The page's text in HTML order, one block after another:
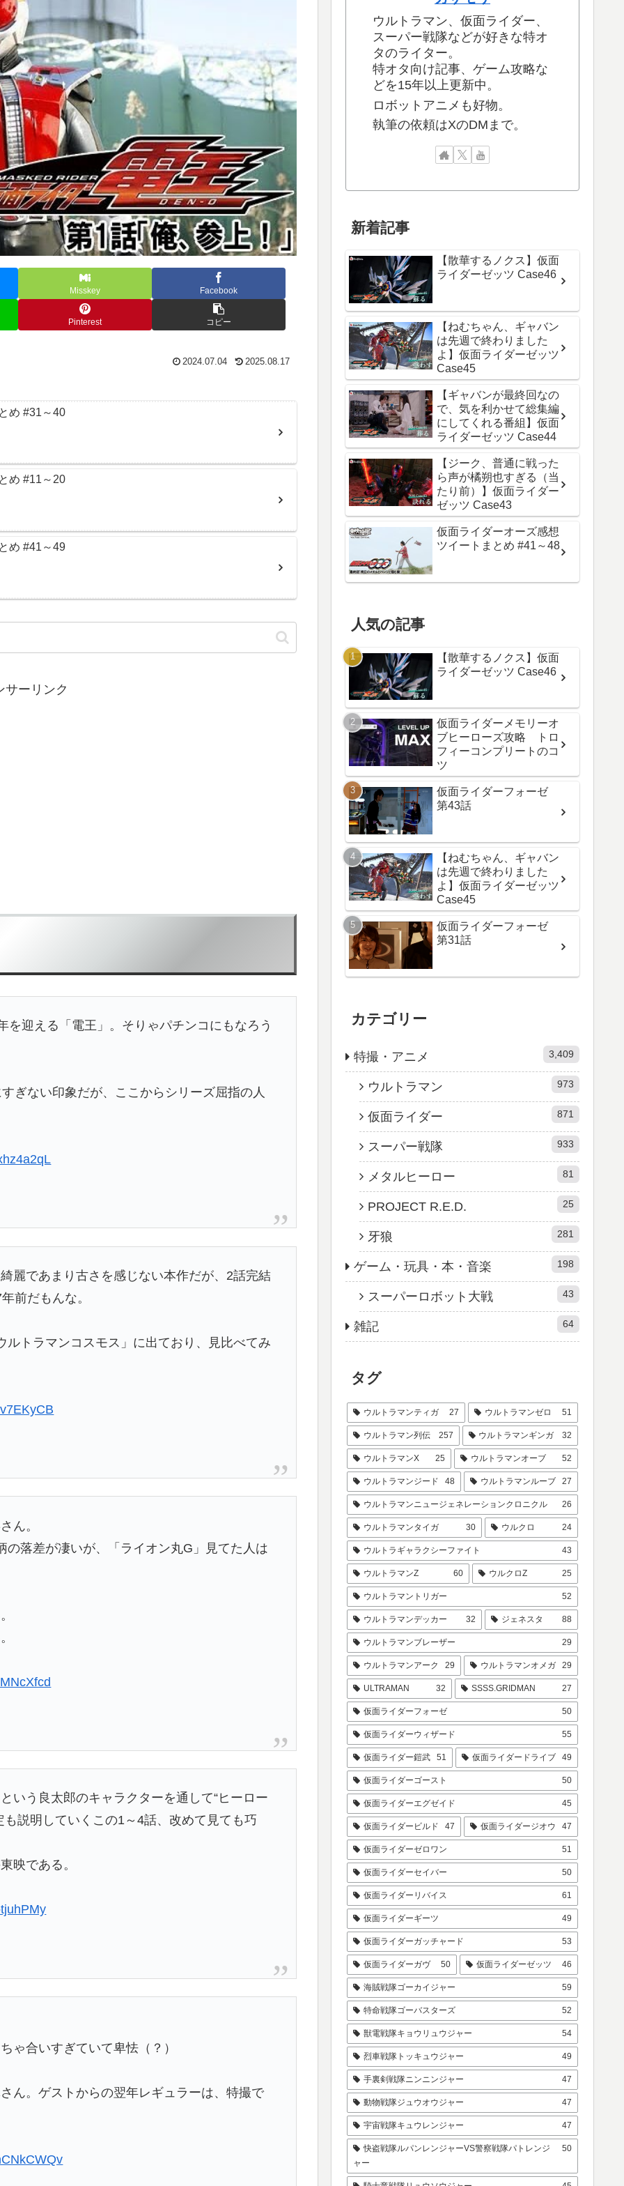
Misskey Facebook
Pinterest コピー
2024.07.04 2025.08.17
め #31～40
め #11～20
め #41～49
サーリンク
迎える「電王」。そりゃパチンコにもなろう
ぎない印象だが、ここからシリーズ屈指の人
麗であまり古さを感じない本作だが、2話完結
前だもんな。
トラマンコスモス」に出ており、見比べてみ
ん。
落差が凄いが、「ライオン丸G」見てた人は
いう良太郎のキャラクターを通して“ヒーロー
説明していくこの1～4話、改めて見ても巧
映である。
ゃ合いすぎていて卑怯（？）
ん。ゲストからの翌年レギュラーは、特撮で
ウルトラマン、仮面ライダー、
スーパー戦隊などが好きな特オ
タのライター。
特オタ向け記事、ゲーム攻略な
どを15年以上更新中。
ロボットアニメも好物。
執筆の依頼はXのDMまで。
新着記事
【散華するノクス】仮面
ライダーゼッツ Case46
【ねむちゃん、ギャバン
は先週で終わりました
よ】仮面ライダーゼッツ
Case45
【ギャバンが最終回なの
で、気を利かせて総集編
にしてくれる番組】仮面
ライダーゼッツ Case44
【ジーク、普通に戦った
ら声が橘朔也すぎる（当
たり前）】仮面ライダー
ゼッツ Case43
仮面ライダーオーズ感想
ツイートまとめ #41～48
人気の記事
【散華するノクス】仮面
ライダーゼッツ Case46
仮面ライダーメモリーオ
ブヒーローズ攻略 トロ
フィーコンプリートのコ
ツ
仮面ライダーフォーゼ
第43話
【ねむちゃん、ギャバン
は先週で終わりました
よ】仮面ライダーゼッツ
Case45
仮面ライダーフォーゼ
第31話
カテゴリー
特撮・アニメ 3,409
ウルトラマン 973
仮面ライダー 871
スーパー戦隊 933
メタルヒーロー 81
PROJECT R.E.D. 25
牙狼 281
ゲーム・玩具・本・音楽 198
スーパーロボット大戦 43
雑記 64
タグ
ウルトラマンティガ 27 ウルトラマンゼロ 51
ウルトラマン列伝 257 ウルトラマンギンガ 32
ウルトラマンX 25 ウルトラマンオーブ 52
ウルトラマンジード 48 ウルトラマンルーブ 27
ウルトラマンニュージェネレーションクロニクル 26
ウルトラマンタイガ 30 ウルクロ 24
ウルトラギャラクシーファイト 43
ウルトラマンZ 60 ウルクロZ 25
ウルトラマントリガー 52
ウルトラマンデッカー 32 ジェネスタ 88
ウルトラマンブレーザー 29
ウルトラマンアーク 29 ウルトラマンオメガ 29
ULTRAMAN 32 SSSS.GRIDMAN 27
仮面ライダーフォーゼ 50
仮面ライダーウィザード 55
仮面ライダー鎧武 51 仮面ライダードライブ 49
仮面ライダーゴースト 50
仮面ライダーエグゼイド 45
仮面ライダービルド 47 仮面ライダージオウ 47
仮面ライダーゼロワン 51
仮面ライダーセイバー 50
仮面ライダーリバイス 61
仮面ライダーギーツ 49
仮面ライダーガッチャード 53
仮面ライダーガヴ 50 仮面ライダーゼッツ 46
海賊戦隊ゴーカイジャー 59
特命戦隊ゴーバスターズ 52
獣電戦隊キョウリュウジャー 54
烈車戦隊トッキュウジャー 49
手裏剣戦隊ニンニンジャー 47
動物戦隊ジュウオウジャー 47
宇宙戦隊キュウレンジャー 47
快盗戦隊ルパンレンジャーVS警察戦隊パトレンジ
ャー
50